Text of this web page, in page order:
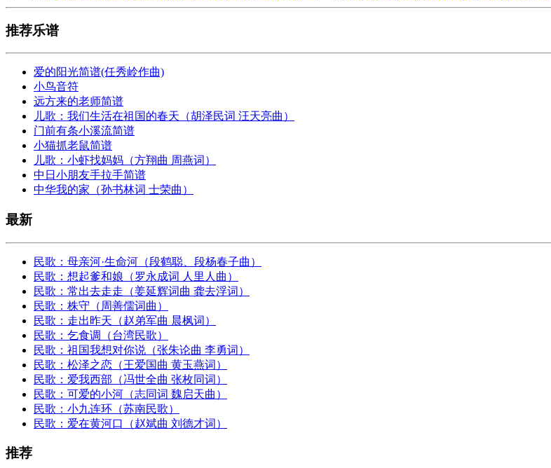
推荐乐谱
爱的阳光简谱(任秀岭作曲)
小鸟音符
远方来的老师简谱
儿歌：我们生活在祖国的春天（胡泽民词 汪天亮曲）
门前有条小溪流简谱
小猫抓老鼠简谱
儿歌：小虾找妈妈（方翔曲 周燕词）
中日小朋友手拉手简谱
中华我的家（孙书林词 士荣曲）
最新
民歌：母亲河·生命河（段鹤聪、段杨春子曲）
民歌：想起爹和娘（罗永成词 人里人曲）
民歌：常出去走走（姜延辉词曲 龚去浮词）
民歌：株守（周善儒词曲）
民歌：走出昨天（赵弟军曲 晨枫词）
民歌：乞食调（台湾民歌）
民歌：祖国我想对你说（张朱论曲 李勇词）
民歌：松泽之恋（王爱国曲 黄玉燕词）
民歌：爱我西部（冯世全曲 张枚同词）
民歌：可爱的小河（志同词 魏启天曲）
民歌：小九连环（苏南民歌）
民歌：爱在黄河口（赵斌曲 刘德才词）
推荐